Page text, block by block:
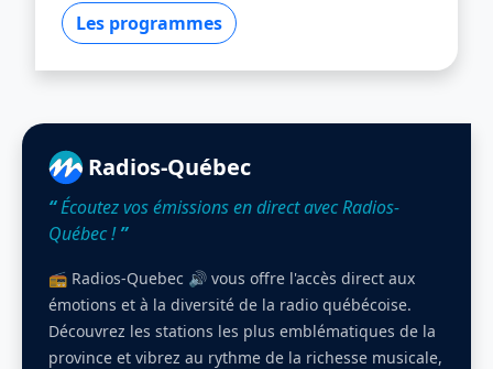
Les programmes
Radios-Québec
“Écoutez vos émissions en direct avec Radios-
Québec !”
📻 Radios-Quebec 🔊 vous offre l'accès direct aux
émotions et à la diversité de la radio québécoise.
Découvrez les stations les plus emblématiques de la
province et vibrez au rythme de la richesse musicale,